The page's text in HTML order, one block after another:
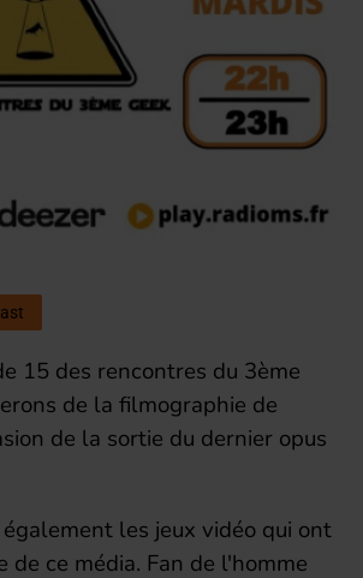
15 des rencontres du 3ème
de la filmographie de
de la sortie du dernier opus
les jeux vidéo qui ont
de ce média. Fan de l'homme